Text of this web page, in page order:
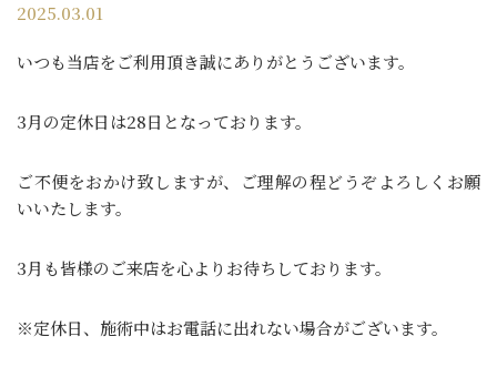
2025.03.01
いつも当店をご利用頂き誠にありがとうございます。
3月の定休日は28日となっております。
ご不便をおかけ致しますが、ご理解の程どうぞよろしくお願
いいたします。
3月も皆様のご来店を心よりお待ちしております。
※定休日、施術中はお電話に出れない場合がございます。